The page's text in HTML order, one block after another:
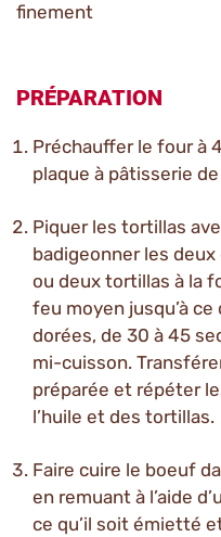
finement
PRÉPARATION
Préchauffer le four à
plaque à pâtisserie
Piquer les tortillas
badigeonner les deux
ou deux tortillas à la
feu moyen jusqu’à
dorées, de 30 à 45
mi-cuisson.
préparée et répéter
l’huile et des tortillas.
Faire cuire le boeuf
en remuant à l’aide
ce qu’il soit émietté